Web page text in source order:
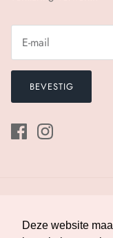
Deze website
Deze website
BEVESTIG